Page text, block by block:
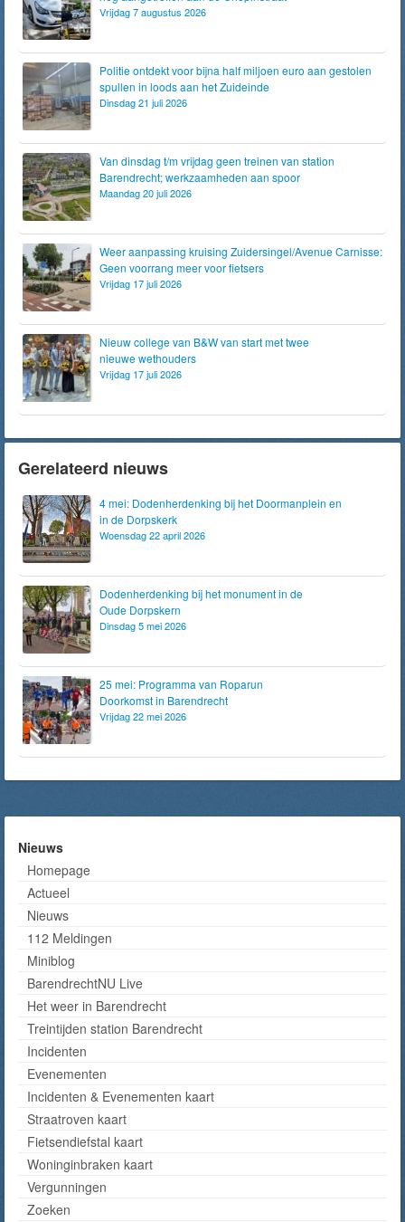
Vrijdag 7 augustus 2026
Politie ontdekt voor bijna half miljoen euro aan gestolen
spullen in loods aan het Zuideinde
Dinsdag 21 juli 2026
Van dinsdag t/m vrijdag geen treinen van station
Barendrecht; werkzaamheden aan spoor
Maandag 20 juli 2026
Weer aanpassing kruising Zuidersingel/Avenue Carnisse:
Geen voorrang meer voor fietsers
Vrijdag 17 juli 2026
Nieuw college van B&W van start met twee
nieuwe wethouders
Vrijdag 17 juli 2026
Gerelateerd nieuws
4 mei: Dodenherdenking bij het Doormanplein en
in de Dorpskerk
Woensdag 22 april 2026
Dodenherdenking bij het monument in de
Oude Dorpskern
Dinsdag 5 mei 2026
25 mei: Programma van Roparun
Doorkomst in Barendrecht
Vrijdag 22 mei 2026
Nieuws
Homepage
Actueel
Nieuws
112 Meldingen
Miniblog
BarendrechtNU Live
Het weer in Barendrecht
Treintijden station Barendrecht
Incidenten
Evenementen
Incidenten & Evenementen kaart
Straatroven kaart
Fietsendiefstal kaart
Woninginbraken kaart
Vergunningen
Zoeken